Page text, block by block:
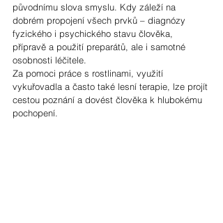
původnímu slova smyslu. Kdy záleží na
dobrém propojení všech prvků – diagnózy
fyzického i psychického stavu člověka,
přípravě a použití preparátů, ale i samotné
osobnosti léčitele.
Za pomoci práce s rostlinami, využití
vykuřovadla a často také lesní terapie, lze projít
cestou poznání a dovést člověka k hlubokému
pochopení.